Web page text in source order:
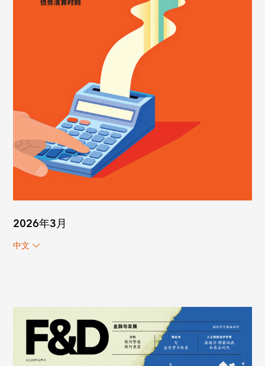
2026年3月
中文